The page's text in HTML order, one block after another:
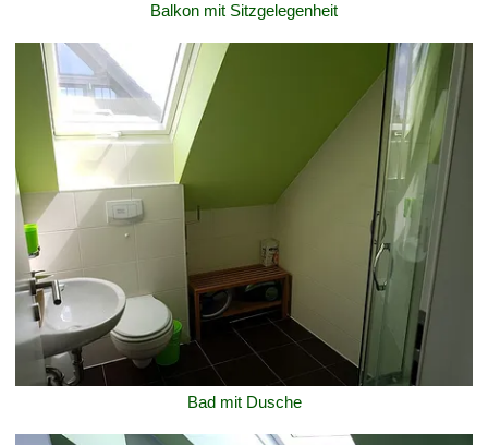
Balkon mit Sitzgelegenheit
Bad mit Dusche